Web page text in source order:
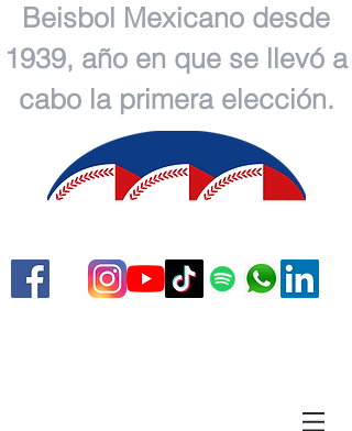
Beisbol Mexicano desde
1939, año en que se llevó a
cabo la primera elección.